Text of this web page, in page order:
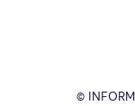
©